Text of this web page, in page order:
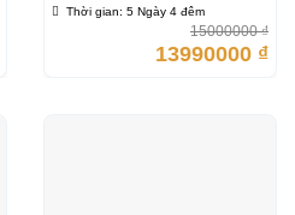
Thời gian: 5 Ngày 4 đêm
15000000₫
13990000 ₫